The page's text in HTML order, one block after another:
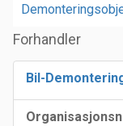
Forhandler
Bil-